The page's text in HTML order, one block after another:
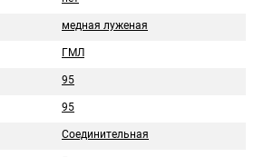
медная луженая
ГМЛ
95
95
Соединительная